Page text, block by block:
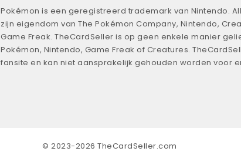
Pokémon is een geregistreerd trademark van Nintendo.
zijn eigendom van The Pokémon Company, Nintendo,
Game Freak. TheCardSeller is op geen enkele manier
Pokémon, Nintendo, Game Freak of Creatures.
fansite en kan niet aansprakelijk gehouden worden voor
© 2023-2026 TheCardSeller.com